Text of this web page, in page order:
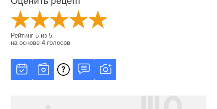
Рейтинг5 из5
на основе4 голосов